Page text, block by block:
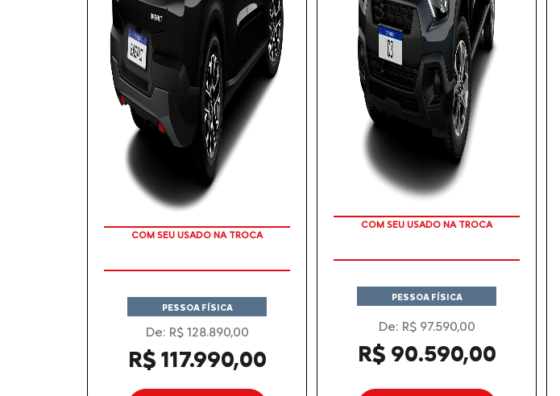
COM SEU USADO NA TROCA
PESSOA FÍSICA
De: R$ 128.890,00
R$ 117.990,00
COM SEU USADO NA TROCA
PESSOA FÍSICA
De: R$ 97.590,00
R$ 90.590,00